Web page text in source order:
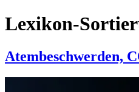
Lexikon-
Atembeschwerden,